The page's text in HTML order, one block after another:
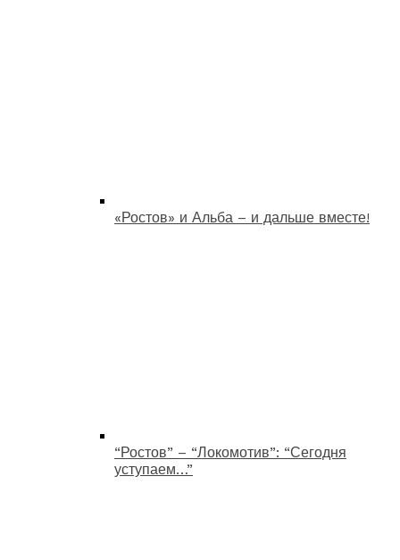
«Ростов» и Альба – и дальше вместе!
“Ростов” – “Локомотив”: “Сегодня
уступаем…”